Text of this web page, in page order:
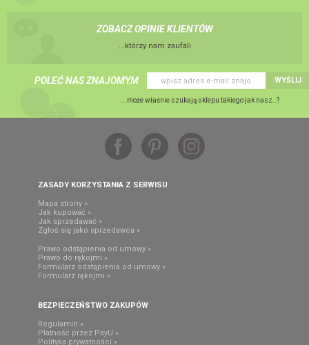
ZOBACZ OPINIE KLIENTÓW
...którzy nam zaufali
POLEĆ NAS ZNAJOMYM WYŚLIJ
...może właśnie szukają sklepu takiego jak nasz..?
ZASADY KORZYSTANIA Z SERWISU
Mapa strony »
Jak kupować »
Jak sprzedawać »
Zgłoś się jako sprzedawca »
Prawo odstąpienia od umowy »
Prawo do rękojmi »
Formularz odstąpienia od umowy »
Formularz rękojmi »
BEZPIECZEŃSTWO ZAKUPÓW
Regulamin »
Płatność przez PayU »
Polityka prywatności »